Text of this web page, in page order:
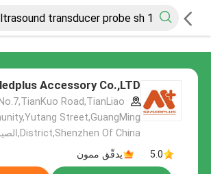
Accessory Co.,LTD
Road,TianLiao
Street,GuangMing
District,Shenzhen Of China,الصين
5.0
يدقّق ممون